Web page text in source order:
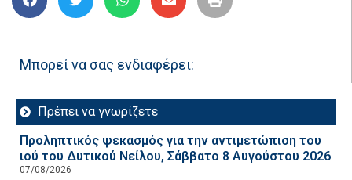
Μπορεί να σας ενδιαφέρει:
Πρέπει να γνωρίζετε
Προληπτικός ψεκασμός για την αντιμετώπιση του
ιού του Δυτικού Νείλου, Σάββατο 8 Αυγούστου 2026
07/08/2026